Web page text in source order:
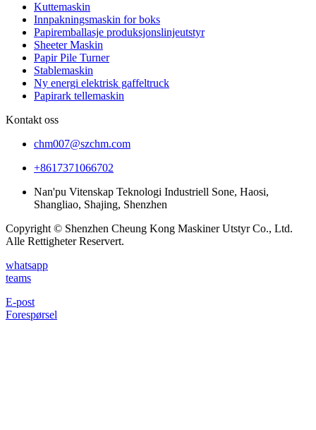
Kuttemaskin
Innpakningsmaskin for boks
Papiremballasje produksjonslinjeutstyr
Sheeter Maskin
Papir Pile Turner
Stablemaskin
Ny energi elektrisk gaffeltruck
Papirark tellemaskin
Kontakt oss
chm007@szchm.com
+8617371066702
Nan'pu Vitenskap Teknologi Industriell Sone, Haosi,
Shangliao, Shajing, Shenzhen
Copyright © Shenzhen Cheung Kong Maskiner Utstyr Co., Ltd.
Alle Rettigheter Reservert.
whatsapp
teams
E-post
Forespørsel